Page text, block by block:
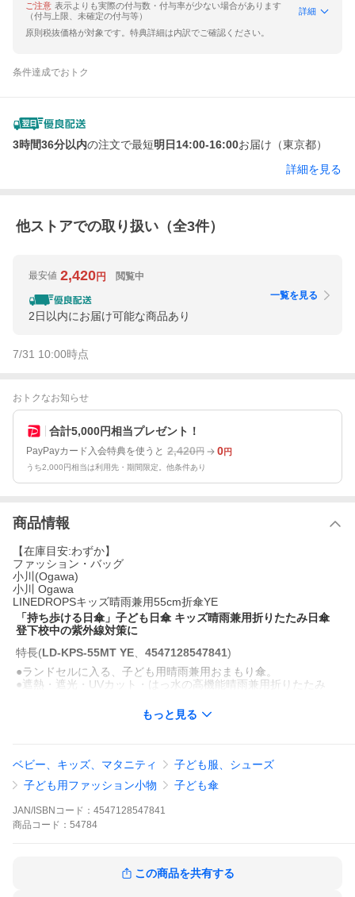
ご注意 表示よりも実際の付与数・付与率が少ない場合があります
（付与上限、未確定の付与等）
詳細
原則税抜価格が対象です。特典詳細は内訳でご確認ください。
条件達成でおトク
3時間36分以内の注文で最短明日14:00-16:00お届け（東京都）
詳細を見る
他ストアでの取り扱い（全3件）
最安値 2,420円 閲覧中
2日以内にお届け可能な商品あり
一覧を見る
7/31 10:00時点
おトクなお知らせ
合計5,000円相当プレゼント！
PayPayカード入会特典を使うと 2,420円 0円
うち2,000円相当は利用先・期間限定。他条件あり
商品情報
【在庫目安:わずか】
ファッション・バッグ
小川(Ogawa)
小川 Ogawa
LINEDROPSキッズ晴雨兼用55cm折傘YE
「持ち歩ける日傘」子ども日傘 キッズ晴雨兼用折りたたみ日傘
登下校中の紫外線対策に
特長(LD-KPS-55MT YE、 4547128547841)
●ランドセルに入る、子ども用晴雨兼用おまもり傘。
●遮熱・遮光・UVカット・はっ水の高機能晴雨兼用折りたたみ
●傘から突起が出ていないT型露先（意匠登録番号：171981
●親骨55cmでしっかり体をカバー。
●折れにくくて安心な、柔軟性のある骨組み（グラスファイバー
骨）。
●指をはさまない安全カバー付きのろくろ。
●スライドするだけで開閉するのでポキポキ不要。
●急な雨や強い日差しへの備えに必須のアイテムです。
もっと見る
ベビー、キッズ、マタニティ
子ども服、シューズ
子ども用ファッション小物
子ども傘
JAN/ISBNコード： 4547128547841
商品 コード： 54784
この商品を共有する